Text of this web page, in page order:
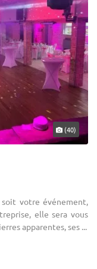
(40)
votre événement,
elle sera vous
apparentes, ses ...